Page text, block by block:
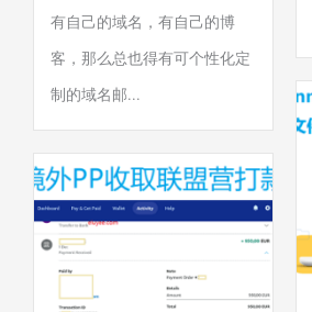
有自己的域名，有自己的博
客，那么总也得有可个性化定
制的域名邮...